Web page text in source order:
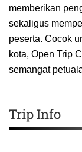
memberikan
sekaligus
peserta. Cocok
kota, Open Trip
semangat
Trip Info